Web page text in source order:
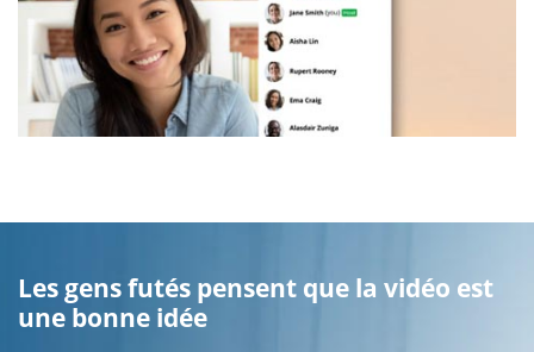
Les gens futés pensent que la vidéo est
une bonne idée